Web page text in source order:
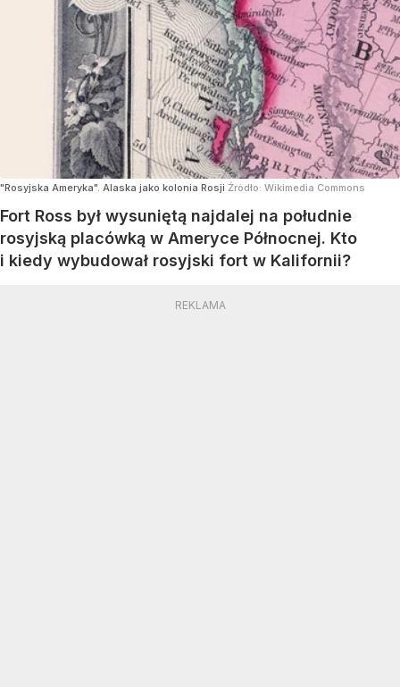
"Rosyjska Ameryka". Alaska jako kolonia Rosji Źródło: Wikimedia Commons
Fort Ross był wysuniętą najdalej na południe
rosyjską placówką w Ameryce Północnej. Kto
i kiedy wybudował rosyjski fort w Kalifornii?